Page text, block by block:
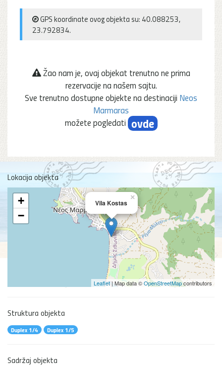
GPS koordinate ovog objekta su: 40.088253,
23.792834.
Žao nam je, ovaj objekat trenutno ne prima
rezervacije na našem sajtu.
Sve trenutno dostupne objekte na destinaciji Neos
Marmaras
možete pogledati ovde
Lokacija objekta
Vila Kostas
×
+
−
Leaflet | Map data ©OpenStreetMapcontributors
Struktura objekta
Duplex 1/4 Duplex 1/5
Sadržaj objekta